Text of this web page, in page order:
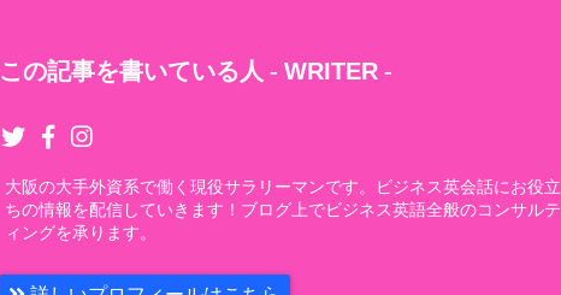
この記事を書いている人 - WRITER-
大阪の大手外資系で働く現役サラリーマンです。ビジネス英会話にお役立
ちの情報を配信していきます！ブログ上でビジネス英語全般のコンサルテ
ィングを承ります。